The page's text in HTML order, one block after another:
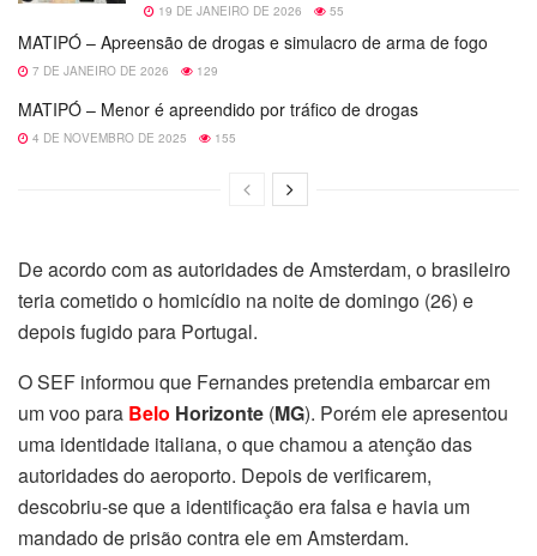
19 DE JANEIRO DE 2026 55
MATIPÓ – Apreensão de drogas e simulacro de arma de fogo
7 DE JANEIRO DE 2026 129
MATIPÓ – Menor é apreendido por tráfico de drogas
4 DE NOVEMBRO DE 2025 155
De acordo com as autoridades de Amsterdam, o brasileiro
teria cometido o homicídio na noite de domingo (26) e
depois fugido para Portugal.
O SEF informou que Fernandes pretendia embarcar em
um voo para Belo Horizonte (MG). Porém ele apresentou
uma identidade italiana, o que chamou a atenção das
autoridades do aeroporto. Depois de verificarem,
descobriu-se que a identificação era falsa e havia um
mandado de prisão contra ele em Amsterdam.